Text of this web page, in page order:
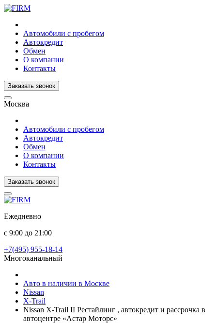
Автомобили с пробегом
Автокредит
Обмен
О компании
Контакты
Заказать звонок
Москва
Автомобили с пробегом
Автокредит
Обмен
О компании
Контакты
Заказать звонок
Ежедневно
с 9:00 до 21:00
+7(495) 955-18-14
Многоканальный
Авто в наличии в Москве
Nissan
X-Trail
Nissan X-Trail II Рестайлинг , автокредит и рассрочка в
автоцентре «Астар Моторс»